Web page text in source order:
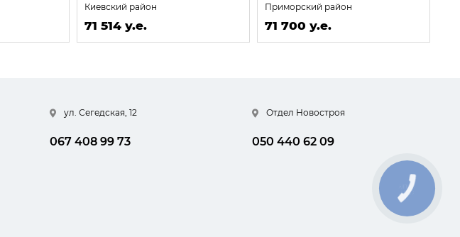
Киевский район
71 514 у.е.
Приморский район
71 700 у.е.
ул. Сегедская, 12
067 408 99 73
Отдел Новостроя
050 440 62 09